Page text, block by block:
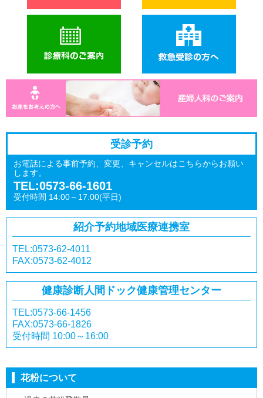
受診予約
お電話による事前予約、変更、キャンセルはこちらからお願い
します。
TEL:0573-66-1601
受付時間 14:00～17:00(平日)
紹介予約地域医療連携室
TEL:0573-62-4011
FAX:0573-62-4012
健康診断人間ドック健康管理センター
TEL:0573-66-1456
FAX:0573-66-1826
受付時間 10:00～16:00
花粉について